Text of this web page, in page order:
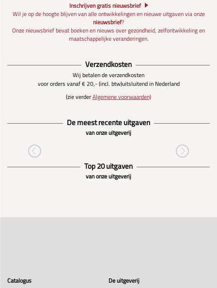
Inschrijven gratis nieuwsbrief
Wil je op de hoogte blijven van alle ontwikkelingen en nieuwe uitgaven via onze
nieuwsbrief?
Onze nieuwsbrief bevat boeken en nieuws over gezondheid, zelfontwikkeling en
maatschappelijke veranderingen.
Verzendkosten
Wij betalen de verzendkosten
voor orders vanaf € 20,- (incl. btw)uitsluitend in Nederland
(zie verderAlgemene voorwaarden)
De meest recente uitgaven
van onze uitgeverij
Top 20 uitgaven
van onze uitgeverij
Catalogus
De uitgeverij